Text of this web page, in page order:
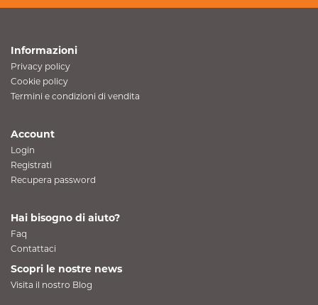
Informazioni
Privacy policy
Cookie policy
Termini e condizioni di vendita
Account
Login
Registrati
Recupera password
Hai bisogno di aiuto?
Faq
Contattaci
Scopri le nostre news
Visita il nostro Blog